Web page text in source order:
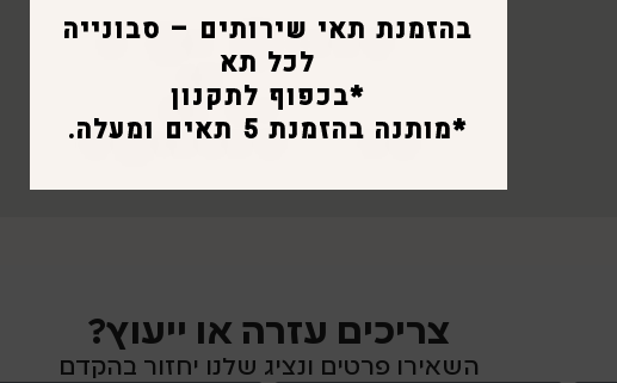
צריכים עזרה או ייעוץ?
השאירו פרטים ונציג שלנו יחזור בהקדם
בהזמנת תאי שירותים – סבונייה
לכל תא
*בכפוף לתקנון
*מותנה בהזמנת 5 תאים ומעלה.